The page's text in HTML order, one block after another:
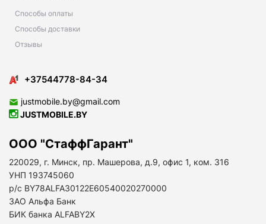
Способы оплаты
Способы доставки
Отзывы
+37544778-84-34
justmobile.by@gmail.com
JUSTMOBILE.BY
ООО "СтаффГарант"
220029, г. Минск, пр. Машерова, д.9, офис 1, ком. 316
УНП 193745060
р/с BY78ALFA30122E60540020270000
ЗАО Альфа Банк
БИК банка ALFABY2X